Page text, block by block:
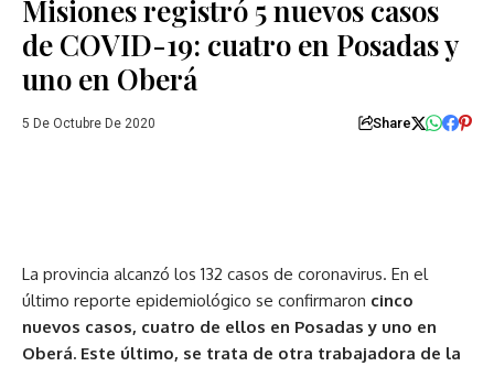
Misiones registró 5 nuevos casos
de COVID-19: cuatro en Posadas y
uno en Oberá
5 De Octubre De 2020 Share
La provincia alcanzó los 132 casos de coronavirus. En el
último reporte epidemiológico se confirmaron cinco
nuevos casos, cuatro de ellos en Posadas y uno en
Oberá. Este último, se trata de otra trabajadora de la